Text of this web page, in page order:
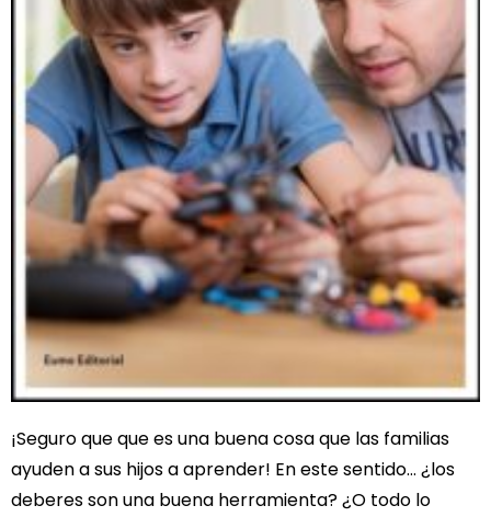
¡Seguro que que es una buena cosa que las familias
ayuden a sus hijos a aprender! En este sentido… ¿los
deberes son una buena herramienta? ¿O todo lo